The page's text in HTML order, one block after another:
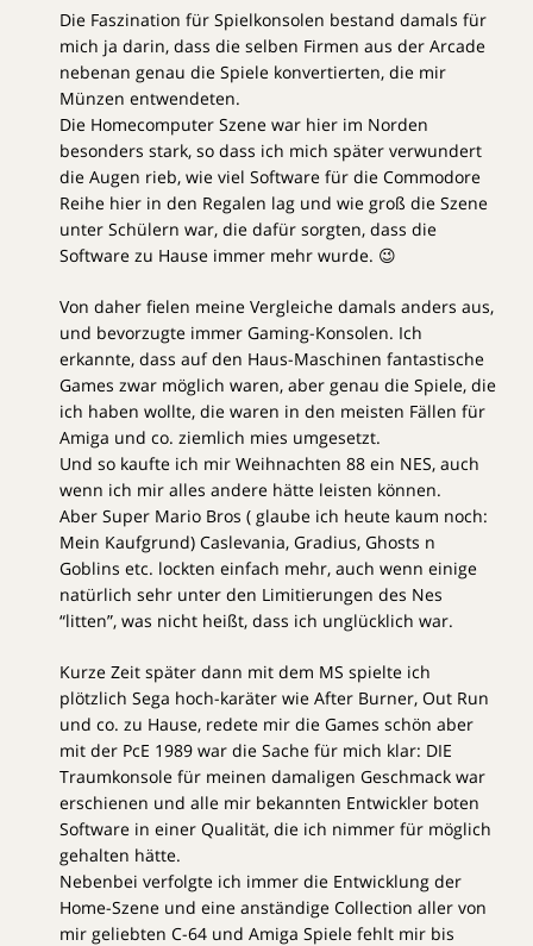
Die Faszination für Spielkonsolen bestand damals für
mich ja darin, dass die selben Firmen aus der Arcade
nebenan genau die Spiele konvertierten, die mir
Münzen entwendeten.
Die Homecomputer Szene war hier im Norden
besonders stark, so dass ich mich später verwundert
die Augen rieb, wie viel Software für die Commodore
Reihe hier in den Regalen lag und wie groß die Szene
unter Schülern war, die dafür sorgten, dass die
Software zu Hause immer mehr wurde. 😉
Von daher fielen meine Vergleiche damals anders aus,
und bevorzugte immer Gaming-Konsolen. Ich
erkannte, dass auf den Haus-Maschinen fantastische
Games zwar möglich waren, aber genau die Spiele, die
ich haben wollte, die waren in den meisten Fällen für
Amiga und co. ziemlich mies umgesetzt.
Und so kaufte ich mir Weihnachten 88 ein NES, auch
wenn ich mir alles andere hätte leisten können.
Aber Super Mario Bros ( glaube ich heute kaum noch:
Mein Kaufgrund) Caslevania, Gradius, Ghosts n
Goblins etc. lockten einfach mehr, auch wenn einige
natürlich sehr unter den Limitierungen des Nes
“litten”, was nicht heißt, dass ich unglücklich war.
Kurze Zeit später dann mit dem MS spielte ich
plötzlich Sega hoch-karäter wie After Burner, Out Run
und co. zu Hause, redete mir die Games schön aber
mit der PcE 1989 war die Sache für mich klar: DIE
Traumkonsole für meinen damaligen Geschmack war
erschienen und alle mir bekannten Entwickler boten
Software in einer Qualität, die ich nimmer für möglich
gehalten hätte.
Nebenbei verfolgte ich immer die Entwicklung der
Home-Szene und eine anständige Collection aller von
mir geliebten C-64 und Amiga Spiele fehlt mir bis